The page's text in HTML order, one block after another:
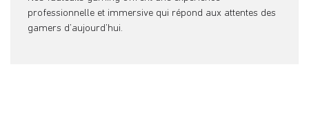
professionnelle et immersive qui répond aux attentes des
gamers d’aujourd’hui.